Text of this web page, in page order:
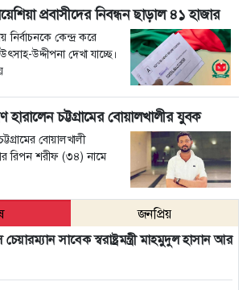
প্রবাসীদের নিবন্ধন ছাড়াল ৪১ হাজার
নির্বাচনকে কেন্দ্র করে
উদ্দীপনা দেখা যাচ্ছে।
হারালেন চট্টগ্রামের বোয়ালখালীর যুবক
বোয়ালখালী
রিপন শরীফ (৩৪) নামে
জনপ্রিয়
সাবেক স্বরাষ্ট্রমন্ত্রী মাহমুদুল হাসান আর